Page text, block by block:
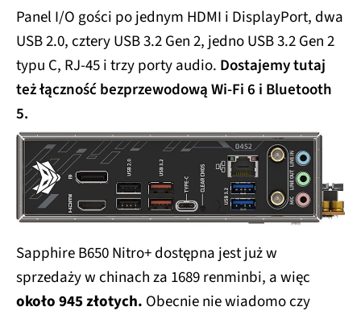
Panel I/O gości po jednym HDMI i DisplayPort, dwa
USB 2.0, cztery USB 3.2 Gen 2, jedno USB 3.2 Gen 2
typu C, RJ-45 i trzy porty audio. Dostajemy tutaj
też łączność bezprzewodową Wi-Fi 6 i Bluetooth
5.
Sapphire B650 Nitro+ dostępna jest już w
sprzedaży w chinach za 1689renminbi, a więc
około 945 złotych. Obecnie nie wiadomo czy